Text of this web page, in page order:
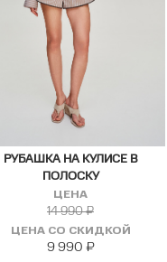
РУБАШКА НА КУЛИСЕ В
ПОЛОСКУ
ЦЕНА
14 990₽
ЦЕНА СО СКИДКОЙ
9 990 ₽